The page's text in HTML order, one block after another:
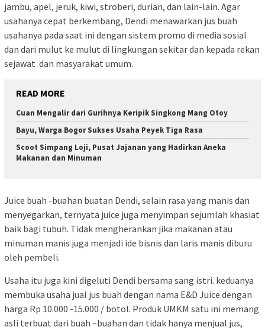
jambu, apel, jeruk, kiwi, stroberi, durian, dan lain-lain. Agar
usahanya cepat berkembang, Dendi menawarkan jus buah
usahanya pada saat ini dengan sistem promo di media sosial
dan dari mulut ke mulut di lingkungan sekitar dan kepada rekan
sejawat dan masyarakat umum.
READ MORE
Cuan Mengalir dari Gurihnya Keripik Singkong Mang Otoy
Bayu, Warga Bogor Sukses Usaha Peyek Tiga Rasa
Scoot Simpang Loji, Pusat Jajanan yang Hadirkan Aneka
Makanan dan Minuman
Juice buah -buahan buatan Dendi, selain rasa yang manis dan
menyegarkan, ternyata juice juga menyimpan sejumlah khasiat
baik bagi tubuh. Tidak mengherankan jika makanan atau
minuman manis juga menjadi ide bisnis dan laris manis diburu
oleh pembeli.
Usaha itu juga kini digeluti Dendi bersama sang istri. keduanya
membuka usaha jual jus buah dengan nama E&D Juice dengan
harga Rp 10.000 -15.000 / botol. Produk UMKM satu ini memang
asli terbuat dari buah –buahan dan tidak hanya menjual jus,